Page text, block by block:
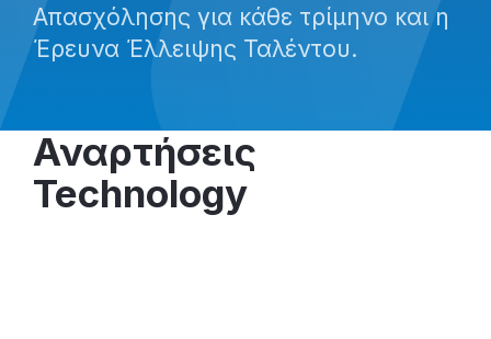
Απασχόλησης για κάθε τρίμηνο και η
Έρευνα Έλλειψης Ταλέντου.
Αναρτήσεις
Technology